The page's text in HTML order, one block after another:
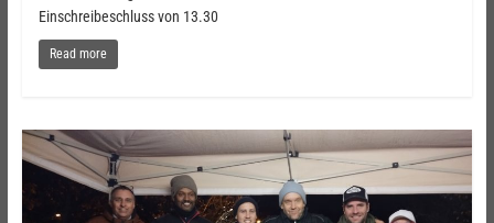
Einschreibeschluss von 13.30
Read more